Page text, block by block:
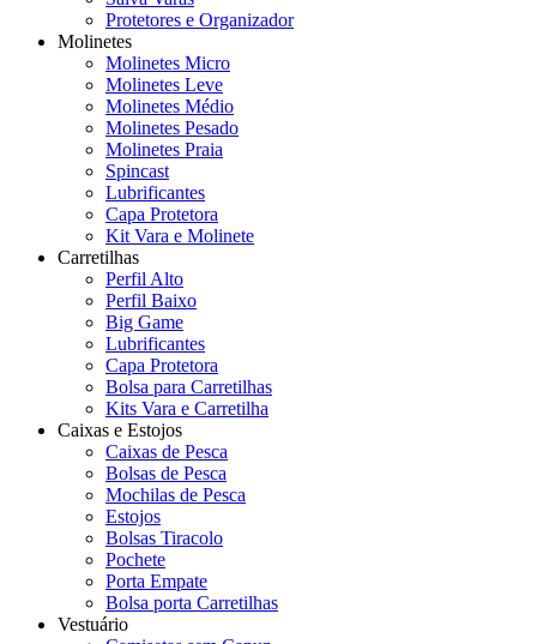
Protetores e Organizador
Molinetes
Molinetes Micro
Molinetes Leve
Molinetes Médio
Molinetes Pesado
Molinetes Praia
Spincast
Lubrificantes
Capa Protetora
Kit Vara e Molinete
Carretilhas
Perfil Alto
Perfil Baixo
Big Game
Lubrificantes
Capa Protetora
Bolsa para Carretilhas
Kits Vara e Carretilha
Caixas e Estojos
Caixas de Pesca
Bolsas de Pesca
Mochilas de Pesca
Estojos
Bolsas Tiracolo
Pochete
Porta Empate
Bolsa porta Carretilhas
Vestuário